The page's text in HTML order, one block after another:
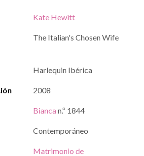
Kate Hewitt
The Italian's Chosen Wife
Harlequin Ibérica
2008
Bianca n.º 1844
Contemporáneo
Matrimonio de